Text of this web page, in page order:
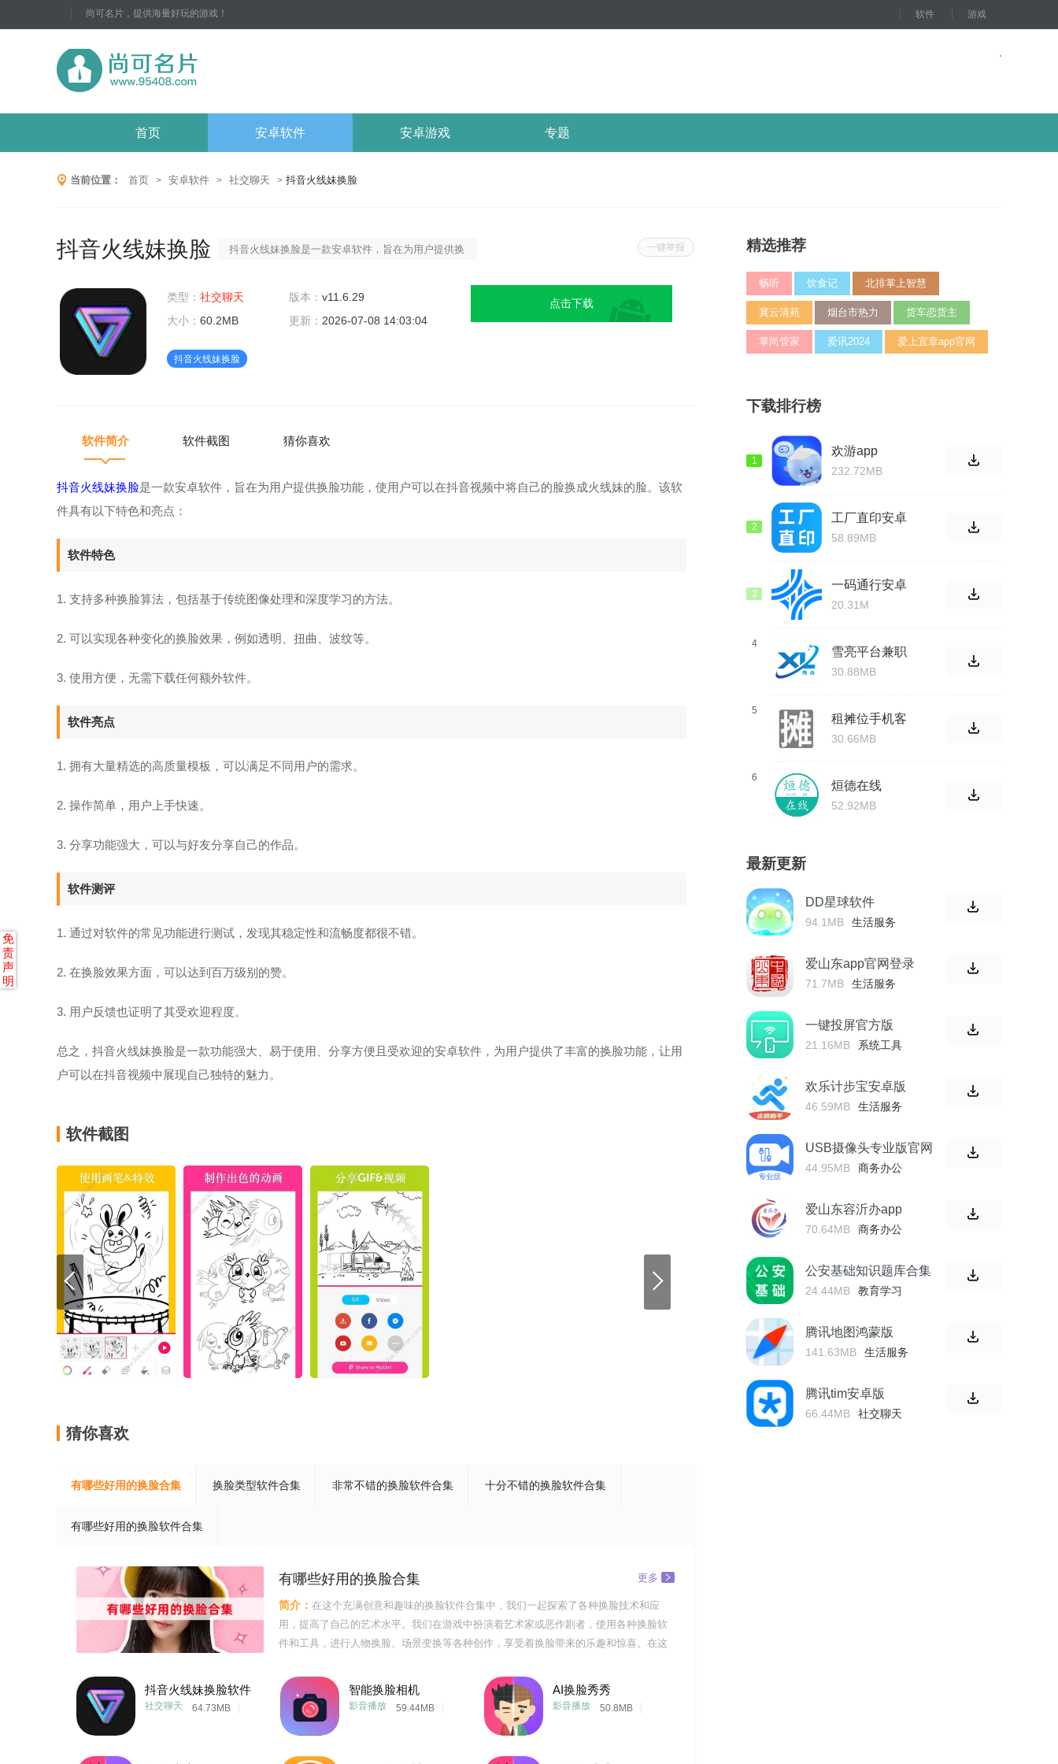
尚可名片，提供海量好玩的游戏！ 软件 游戏
首页 安卓软件 安卓游戏 专题
当前位置： 首页 > 安卓软件 > 社交聊天 > 抖音火线妹换脸
一键举报
抖音火线妹换脸
抖音火线妹换脸是一款安卓软件，旨在为用户提供换
线妹的脸。该软件具有以下特色和亮点：软件特色1.
支持多种换脸算法，包括基于传统图像处理和深度学
明、扭曲、波纹等。3.使用
类型： 社交聊天 版本： v11.6.29
大小： 60.2MB 更新： 2026-07-08 14:03:04
抖音火线妹换脸
点击下载
软件简介 软件截图 猜你喜欢
抖音火线妹换脸是一款安卓软件，旨在为用户提供换脸功能，使用户可以在抖音视频中将自己的脸换成火线妹的脸。该软
件具有以下特色和亮点：
软件特色
1. 支持多种换脸算法，包括基于传统图像处理和深度学习的方法。
2. 可以实现各种变化的换脸效果，例如透明、扭曲、波纹等。
3. 使用方便，无需下载任何额外软件。
软件亮点
1. 拥有大量精选的高质量模板，可以满足不同用户的需求。
2. 操作简单，用户上手快速。
3. 分享功能强大，可以与好友分享自己的作品。
软件测评
1. 通过对软件的常见功能进行测试，发现其稳定性和流畅度都很不错。
2. 在换脸效果方面，可以达到百万级别的赞。
3. 用户反馈也证明了其受欢迎程度。
总之，抖音火线妹换脸是一款功能强大、易于使用、分享方便且受欢迎的安卓软件，为用户提供了丰富的换脸功能，让用
户可以在抖音视频中展现自己独特的魅力。
软件截图
猜你喜欢
有哪些好用的换脸合集 换脸类型软件合集 非常不错的换脸软件合集 十分不错的换脸软件合集
有哪些好用的换脸软件合集
有哪些好用的换脸合集 更多
简介： 在这个充满创意和趣味的换脸软件合集中，我们一起探索了各种换脸技术和应
用，提高了自己的艺术水平。我们在游戏中扮演着艺术家或恶作剧者，使用各种换脸软
件和工具，进行人物换脸、场景变换等各种创作，享受着换脸带来的乐趣和惊喜。在这
在面对不同的换脸效果时，学会了品味和鉴别;我们在分享创作作品时，学会了表达和交
流;我们在欣赏他人的作品时
抖音火线妹换脸软件
64.73MB
社交聊天
智能换脸相机
59.44MB
影音播放
AI换脸秀秀
50.8MB
影音播放
精选推荐
畅听 饮食记 北排掌上智慧
冀云清苑 烟台市热力 货车恋货主
掌尚管家 爱讯2024 爱上宜章app官网
下载排行榜
1
欢游app
232.72MB
2
工厂直印安卓
版
58.89MB
3
一码通行安卓
版
20.31M
4
雪亮平台兼职
30.88MB
5
租摊位手机客
户端
30.66MB
6
烜德在线
52.92MB
最新更新
DD星球软件
94.1MB 生活服务
爱山东app官网登录
71.7MB 生活服务
一键投屏官方版
21.16MB 系统工具
欢乐计步宝安卓版
46.59MB 生活服务
USB摄像头专业版官网
44.95MB 商务办公
爱山东容沂办app
70.64MB 商务办公
公安基础知识题库合集
24.44MB 教育学习
腾讯地图鸿蒙版
141.63MB 生活服务
腾讯tim安卓版
66.44MB 社交聊天
免
责
声
明